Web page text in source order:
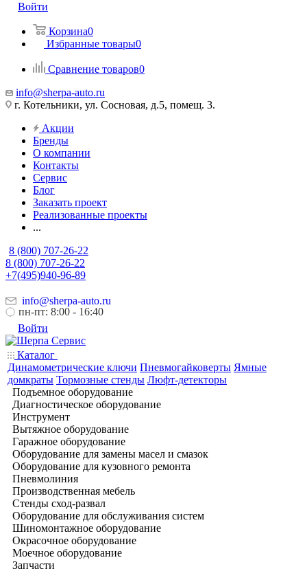
Войти
Корзина0
Избранные товары0
Сравнение товаров0
info@sherpa-auto.ru
г. Котельники, ул. Сосновая, д.5, помещ. 3.
Акции
Бренды
О компании
Контакты
Сервис
Блог
Заказать проект
Реализованные проекты
...
8 (800) 707-26-22
8 (800) 707-26-22
+7(495)940-96-89
info@sherpa-auto.ru
пн-пт: 8:00 - 16:40
Войти
Каталог
Динамометрические ключи Пневмогайковерты Ямные
домкраты Тормозные стенды Люфт-детекторы
Подъемное оборудование
Диагностическое оборудование
Инструмент
Вытяжное оборудование
Гаражное оборудование
Оборудование для замены масел и смазок
Оборудование для кузовного ремонта
Пневмолиния
Производственная мебель
Стенды сход-развал
Оборудование для обслуживания систем
Шиномонтажное оборудование
Окрасочное оборудование
Моечное оборудование
Запчасти